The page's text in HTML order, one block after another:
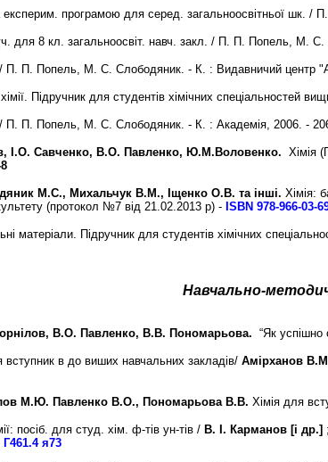
експерим. програмою для серед. загальноосвітньої
для 8 кл. загальноосвіт. навч. закл. / П. П. Попель, М.
/ П. П. Попель, М. С. Слободяник. - К. : Видавничий центр
Підручник для студентів хімічних спеціальностей
/ П. П. Попель, М. С. Слободяник. - К. : Академія, 2006. -
І.О. Савченко, В.О. Павленко, Ю.М.Воловенко. Хімія
М.С., Михальчук В.М., Іщенко О.В. та інші. Хімія:
(протокол №7 від 21.02.2013 р) - ISBN 978-966-03-
матеріали. Підручник для студентів хімічних
Навчально-
В.О. Павленко, В.В. Пономарьова. “Як успішно
вступник в до виших навчальних закладів/ Амірханов
М.Ю. Павленко В.О., Пономарьова В.В. Хімія для
посіб. для студ. хім. ф-тів ун-тів / В. І. Карманов [і др.]
Г461.4 я73